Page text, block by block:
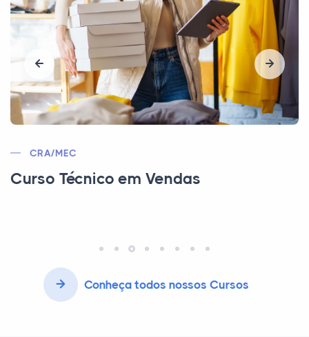
MEC | CEE | MTE
Curso Técnico em Segurança do
Conheça todos nossos Cursos